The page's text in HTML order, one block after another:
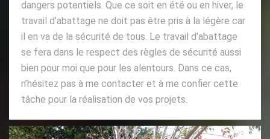
dangers potentiels. Que ce soit en été ou en hiver, le
travail d’abattage ne doit pas être pris à la légère car
il en va de la sécurité de tous. Le travail d’abattage
se fera dans le respect des règles de sécurité aussi
bien pour moi que pour les alentours. Dans ce cas,
n’hésitez pas à me contacter et à me confier cette
tâche pour la réalisation de vos projets.